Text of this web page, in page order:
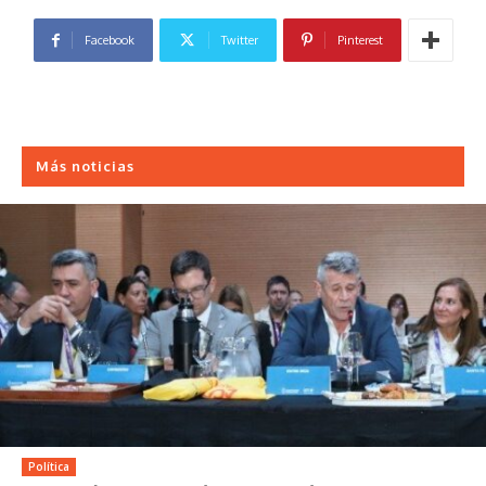
Facebook Twitter Pinterest
Más noticias
Política